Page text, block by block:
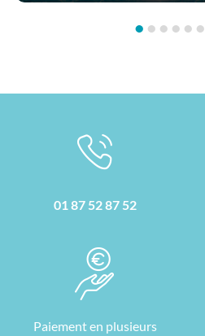
• • • • • •
01 87 52 87 52
Paiement en plusieurs